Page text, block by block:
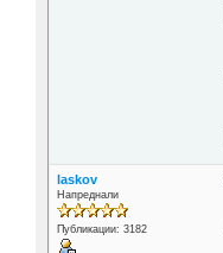
laskov
Напреднали
Публикации: 3182